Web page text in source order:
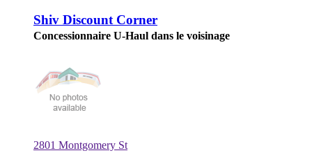
Shiv Discount Corner
Concessionnaire U-Haul dans le voisinage
2801 Montgomery St